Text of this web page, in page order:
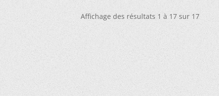
Affichage des résultats 1 à 17 sur 17